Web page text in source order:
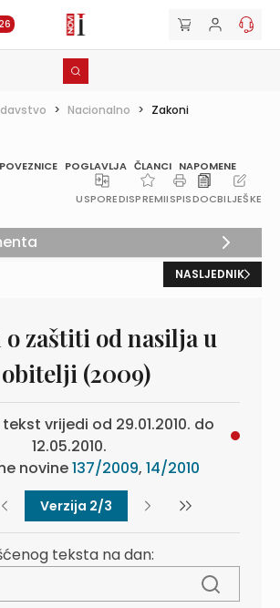
> Nacionalno > Zakoni
POGLAVLJA ČLANCI NAPOMENE
USPOREDISPREMIISPISDOCBILJEŠKE
NASLJEDNIK
o zaštiti od nasilja u
obitelji (2009)
vrijedi od 29.01.2010. do
12.05.2010.
novine137/2009, 14/2010
Verzija 2/3
teksta na dan: